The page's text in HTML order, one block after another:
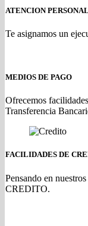
ATENCION
Te asignamos un
MEDIOS DE PAGO
Ofrecemos
Transferencia
FACILIDADES DE
Pensando en
CREDITO.